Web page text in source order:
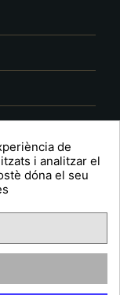
YouTubePinterest
de
i analitzar el
dóna el seu